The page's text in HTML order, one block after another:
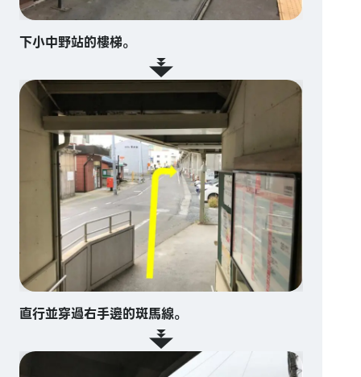
下小中野站的樓梯。
直行並穿過右手邊的斑馬線。